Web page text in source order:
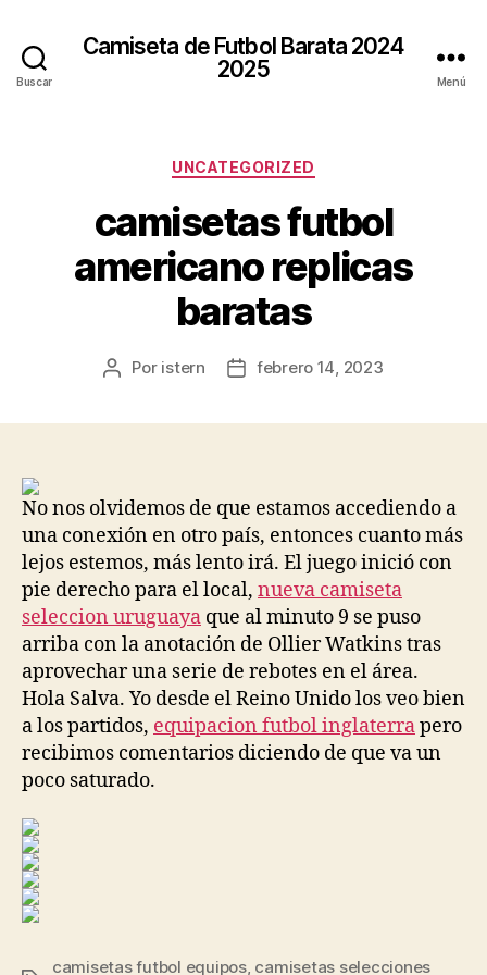
Buscar
Camiseta de Futbol Barata 2024
2025
Menú
Categorías
UNCATEGORIZED
camisetas futbol
americano replicas
baratas
Autor
Por istern
Fechafebrero 14, 2023
No nos olvidemos de que estamos accediendo a
una conexión en otro país, entonces cuanto más
lejos estemos, más lento irá. El juego inició con
pie derecho para el local, nueva camiseta
seleccion uruguaya que al minuto 9 se puso
arriba con la anotación de Ollier Watkins tras
aprovechar una serie de rebotes en el área.
Hola Salva. Yo desde el Reino Unido los veo bien
a los partidos, equipacion futbol inglaterrapero
recibimos comentarios diciendo de que va un
poco saturado.
camisetas futbol equipos, camisetas selecciones